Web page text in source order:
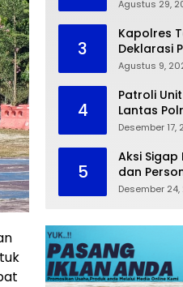
Agustus 29,
3
Kapolres
Deklarasi
Makassar
Agustus 9,
4
Patroli
Lantas
Lakukan
Desember 17,
5
Aksi
dan
Desember 24,